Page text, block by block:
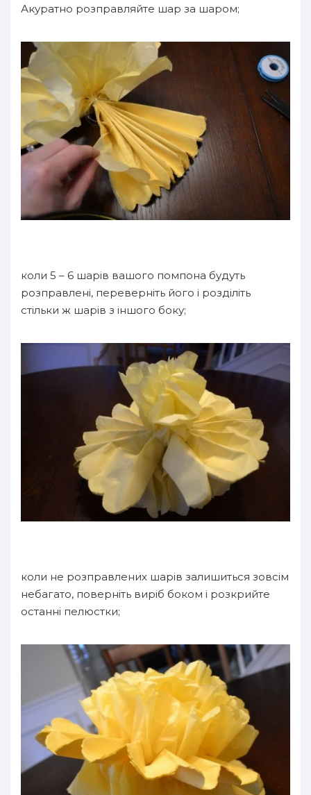
Акуратно розправляйте шар за шаром;
коли 5 – 6 шарів вашого помпона будуть
розправлені, переверніть його і розділіть
стільки ж шарів з іншого боку;
коли не розправлених шарів залишиться зовсім
небагато, поверніть виріб боком і розкрийте
останні пелюстки;